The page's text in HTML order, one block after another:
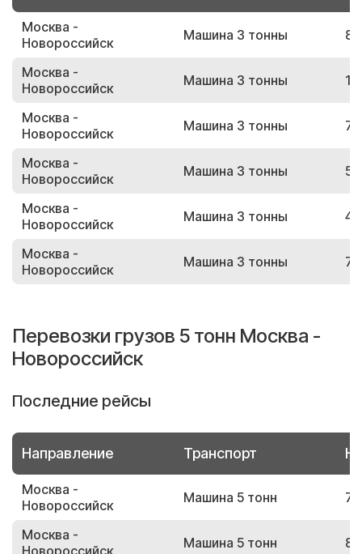
Москва -
Новороссийск
Машина 3 тонны
Москва -
Новороссийск
Машина 3 тонны
Москва -
Новороссийск
Машина 3 тонны
Москва -
Новороссийск
Машина 3 тонны
Москва -
Новороссийск
Машина 3 тонны
Москва -
Новороссийск
Машина 3 тонны
Перевозки грузов 5 тонн Москва -
Новороссийск
Последние рейсы
Направление Транспорт
Москва -
Новороссийск
Машина 5 тонн
Москва -
Новороссийск
Машина 5 тонн